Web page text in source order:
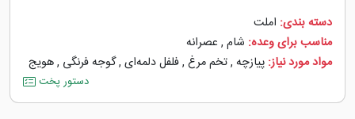
دسته بندی: املت
مناسب برای وعده: شام , عصرانه
مواد مورد نیاز: پیازچه ,تخم مرغ ,فلفل دلمه‌‌ای ,گوجه ‌فرنگی ,هویج
دستور پخت